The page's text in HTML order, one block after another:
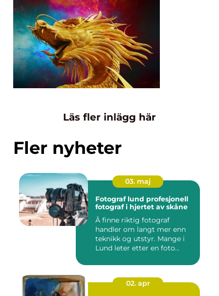
Läs fler inlägg här
Fler nyheter
03. maj
Fotograf lund profesjonell
fotograf i hjertet av skåne
Å finne riktig fotograf
handler om langt mer enn
teknikk og utstyr. Mange i
Lund leter etter en foto...
02. apr